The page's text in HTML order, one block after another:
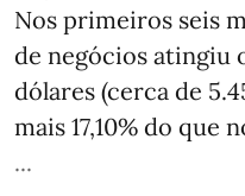
Nos primeiros seis
de negócios atingiu
dólares (cerca de
mais 17,10% do que
...